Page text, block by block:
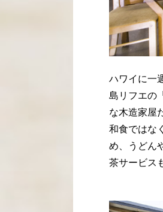
ハワイに一
島リフエの
な木造家屋
和食ではな
め、うどん
茶サービス